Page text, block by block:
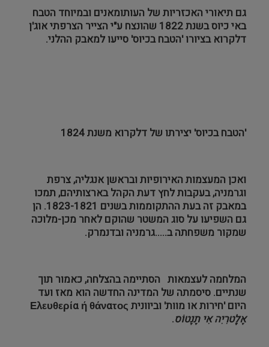
גם תיאורי האכזריות של העותומאנים ובמיוחד הטבח
באי כיוס בשנת 1822 שהונצח ע"י הצייר הצרפתי אוג'ן
דלקרוא בציורו 'הטבח בכיוס' סייעו למאבק ההלני.
'הטבח בכיוס' יצירתו של דלקרוא משנת 1824
ואכן המעצמות האירופיות ובראשן אנגליה, צרפת
וגרמניה, בעקבות לחץ דעת הקהל בארצותיהם, תמכו
במאבק זה בעת ההתקוממות בשנים 1823-1821. הן
גם השפיעו על סוג המשטר שהוקם לאחר מכן-מלוכה
שמקור משפחתה ב.....גרמניה ובדנמרק.
המלחמה לעצמאות הסתיימה בהצלחה, כאמור תוך
שנתיים. סיסמתה של המדינה החדשה הוא מאז ועד
היום 'חירות או מוות' וביוונית Ελευθερία ή θάνατος
אֶלְֵֶטרִיִה אִי תָנָטוֹס.